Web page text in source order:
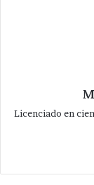
Licenciado en